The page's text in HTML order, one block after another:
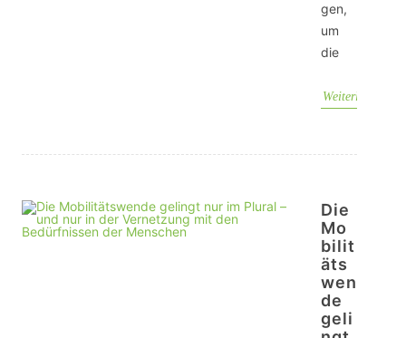
gen,
um
die
Weiterlesen
Die
Mo
bilit
äts
wen
de
geli